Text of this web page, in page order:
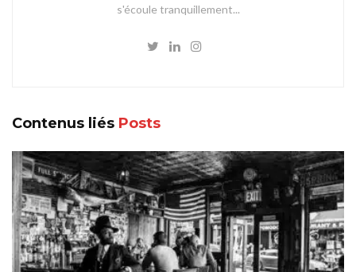
s'écoule tranquillement...
Contenus liés Posts